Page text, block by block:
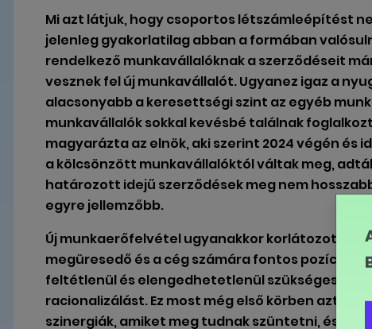
Mi azt látjuk, hogy csoportos létszámleépítést
jelenleg gyakorlatilag abban a formában
rendelkező munkavállalóknak a szerződéseit
vesznek fel új munkavállalót. Ugyanez igaz a
alacsonyabb a keresettségi szint az egyéb
munkavállalók sokkal kevésbé találnak
magyarázta az elnök, aki szerint 2024 végén és
a kölcsönzött munkavállalóktól váltak meg,
határozott idejű szerződések meg nem
egyre jellemzőbb.
Új munkaerőfelvétel ugyanakkor korlátozottan
megüresedő és a cég számára fontos pozíciót
feltétlenül és elengedhetetlenül szükséges.
racionalizálást. Ez most még első körben azt
szinergiák, amiket meg tudnak szüntetni, és